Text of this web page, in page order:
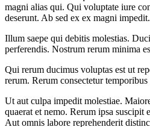
magni alias qui. Qui voluptate iure
deserunt. Ab sed ex ex magni impedit.
Illum saepe qui debitis molestias.
perferendis. Nostrum rerum minima
Qui rerum ducimus voluptas est ut
rerum. Rerum consectetur
Ut aut culpa impedit molestiae.
quaerat et nemo. Rerum ipsa suscipit
Aut omnis labore reprehenderit